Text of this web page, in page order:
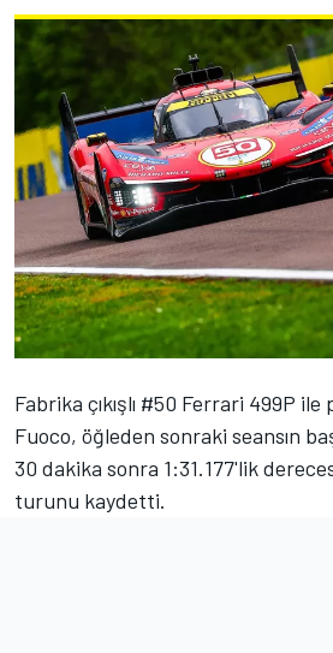
Fabrika çıkışlı #50 Ferrari 499P ile
Fuoco, öğleden sonraki seansın
30 dakika sonra 1:31.177'lik
turunu kaydetti.